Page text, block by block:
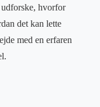
hvorfor
det kan lette
med en erfaren